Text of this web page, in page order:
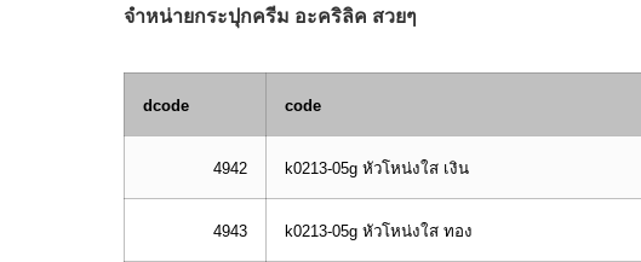
จำหน่ายกระปุกครีม อะคริลิค สวยๆ
dcode code
4942 k0213-05g หัวโหน่งใส เงิน
4943 k0213-05g หัวโหน่งใส ทอง